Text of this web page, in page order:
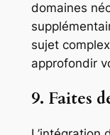
domaines
sujet
approfondir
9. Faites